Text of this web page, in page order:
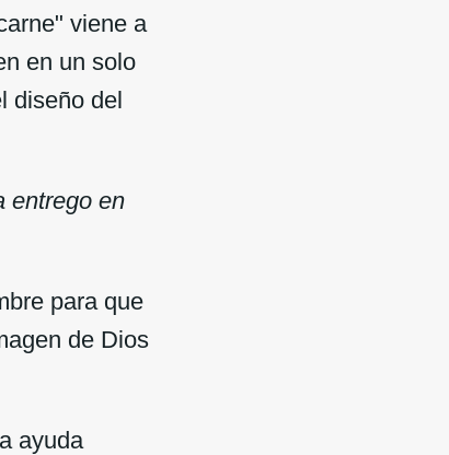
viene a
en un solo
diseño del
entrego en
para que
de Dios
ayuda